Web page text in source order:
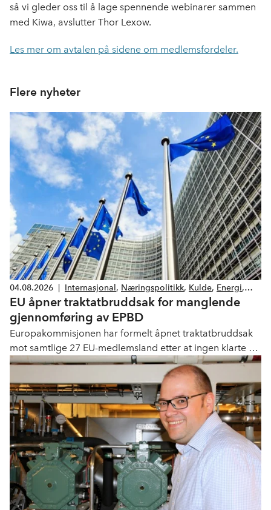
så vi gleder oss til å lage spennende webinarer sammen
med Kiwa, avslutter Thor Lexow.
Les mer om avtalen på sidene om medlemsfordeler.
Flere nyheter
04.08.2026 Internasjonal , Næringspolitikk, Kulde, Energi,
Klima og miljø,Lover og forskrifter
EU åpner traktatbruddsak for manglende
gjennomføring av EPBD
Europakommisjonen har formelt åpnet traktatbruddsak
mot samtlige 27 EU-medlemsland etter at ingen klarte å
innlemme det reviderte bygningsenergidirektivet (recast
EPBD) i sin nasjonale lovgivning innen fristen i mai 2026.